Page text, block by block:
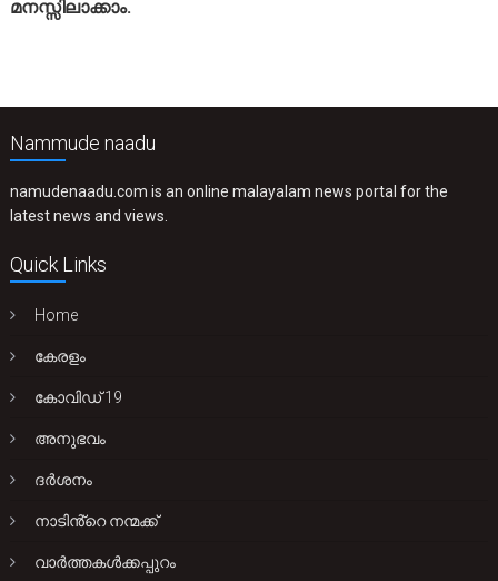
മനസ്സിലാക്കാം.
Nammude naadu
namudenaadu.com is an online malayalam news portal for the
latest news and views.
Quick Links
Home
കേരളം
കോവിഡ് 19
അനുഭവം
ദർശനം
നാടിൻ്റെ നന്മക്ക്
വാർത്തകൾക്കപ്പുറം